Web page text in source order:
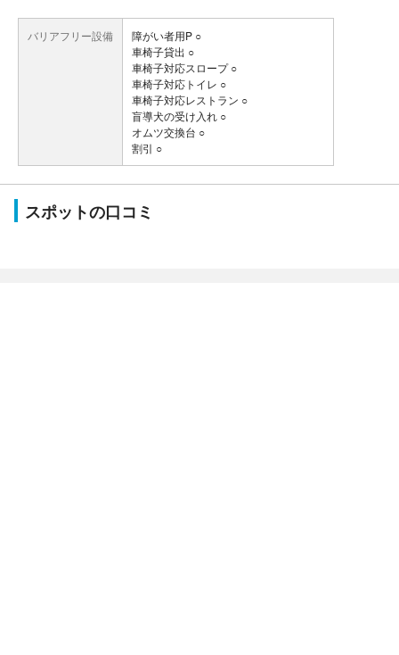
バリアフリー設備
障がい者用P ○
車椅子貸出 ○
車椅子対応スロープ ○
車椅子対応トイレ ○
車椅子対応レストラン ○
盲導犬の受け入れ ○
オムツ交換台 ○
割引 ○
スポットの口コミ